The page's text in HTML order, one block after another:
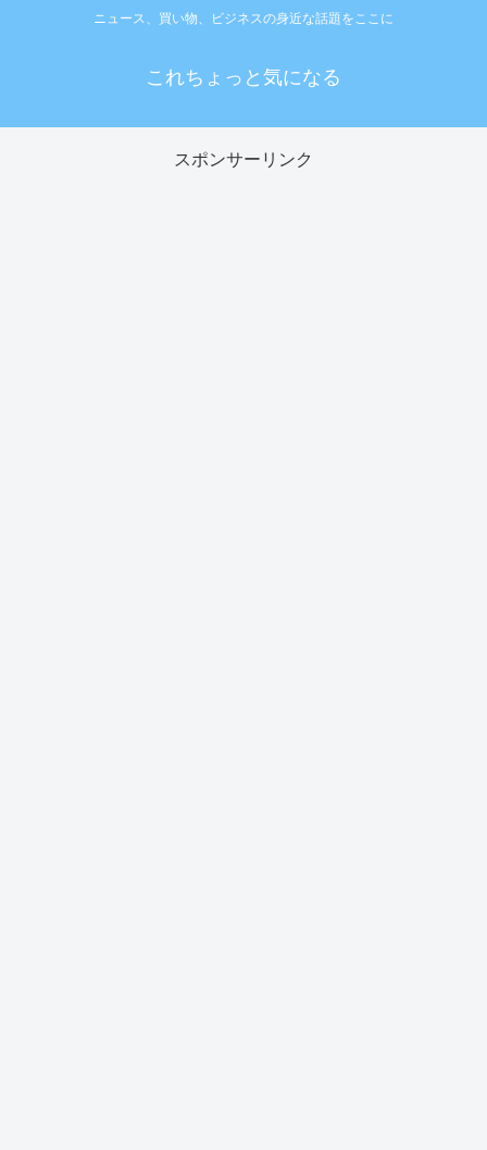
ニュース、買い物、ビジネスの身近な話題をここに
これちょっと気になる
スポンサーリンク